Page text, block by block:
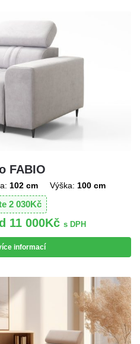
FABIO
102 cm Výška: 100 cm
2 030Kč
11 000Kč s DPH
informací